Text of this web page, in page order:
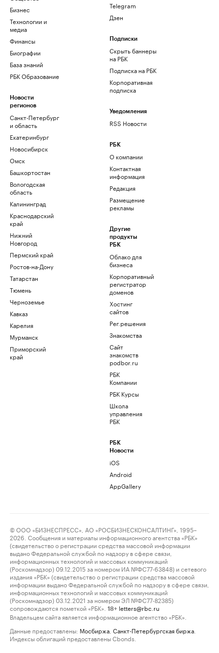
Бизнес
Технологии и
медиа
Финансы
Биографии
База знаний
РБК Образование
Новости
регионов
Санкт-Петербург
и область
Екатеринбург
Новосибирск
Омск
Башкортостан
Вологодская
область
Калининград
Краснодарский
край
Нижний
Новгород
Пермский край
Ростов-на-Дону
Татарстан
Тюмень
Черноземье
Кавказ
Карелия
Мурманск
Приморский
край
Telegram
Дзен
Подписки
Скрыть баннеры
на РБК
Подписка на РБК
Корпоративная
подписка
Уведомления
RSS Новости
РБК
О компании
Контактная
информация
Редакция
Размещение
рекламы
Другие
продукты
РБК
Облако для
бизнеса
Корпоративный
регистратор
доменов
Хостинг
сайтов
Рег.решения
Знакомства
Сайт
знакомств
podbor.ru
РБК
Компании
РБК Курсы
Школа
управления
РБК
РБК
Новости
iOS
Android
AppGallery
© ООО «БИЗНЕСПРЕСС», АО «РОСБИЗНЕСКОНСАЛТИНГ», 1995–
2026. Сообщения и материалы информационного агентства «РБК»
(свидетельство о регистрации средства массовой информации
выдано Федеральной службой по надзору в сфере связи,
информационных технологий и массовых коммуникаций
(Роскомнадзор) 09.12.2015 за номером ИА №ФС77-63848) и сетевого
издания «РБК» (свидетельство о регистрации средства массовой
информации выдано Федеральной службой по надзору в сфере связи,
информационных технологий и массовых коммуникаций
(Роскомнадзор) 03.12.2021 за номером ЭЛ №ФС77-82385)
сопровождаются пометкой «РБК».
18+ letters@rbc.ru
Владельцем сайта является информационное агентство «РБК».
Данные предоставлены: Мосбиржа Санкт-Петербургская биржа
Индексы облигаций предоставлены Cbonds.